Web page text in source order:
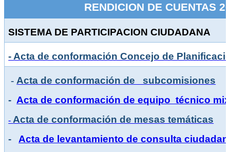
RENDICION DE CUENTAS
SISTEMA DE PARTICIPACION CIUDADANA
- Acta de conformación Concejo de
- Acta de conformación de subcomisiones
- Acta de conformación de equipo técnico
- Acta de conformación de mesas temáticas
- Acta de levantamiento de consulta